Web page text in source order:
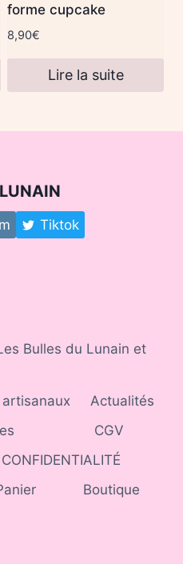
forme cupcake
8,90€
Lire la suite
Tiktok
Bulles du Lunain et
Actualités
CGV
Boutique